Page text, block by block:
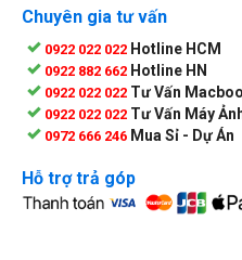
Chuyên gia tư vấn
0922 022 022 Hotline HCM
0922 882 662 Hotline HN
0922 022 022 Tư Vấn
0922 022 022 Tư Vấn Máy
0972 666 246 Mua Sỉ - Dự Án
Hỗ trợ trả góp